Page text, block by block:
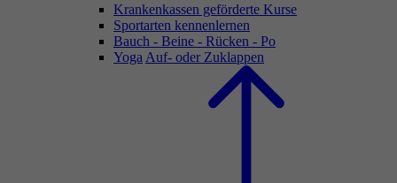
Krankenkassen geförderte Kurse
Sportarten kennenlernen
Bauch - Beine - Rücken - Po
Yoga Auf- oder Zuklappen